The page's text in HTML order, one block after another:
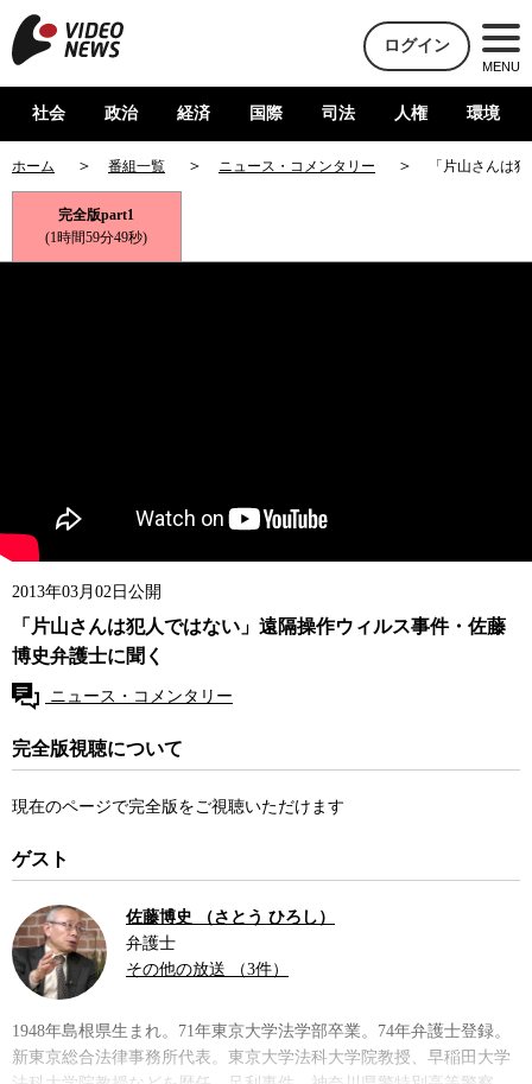
ログイン
MENU
社会 政治 経済 国際 司法 人権 環境
ホーム 番組一覧 ニュース・コメンタリー 「片山さんは
完全版part1
(1時間59分49秒)
2013年03月02日公開
「片山さんは犯人ではない」遠隔操作ウィルス事件・佐藤
博史弁護士に聞く
ニュース・コメンタリー
完全版視聴について
現在のページで完全版をご視聴いただけます
ゲスト
佐藤博史 （さとう ひろし）
弁護士
その他の放送 （3件）
1948年島根県生まれ。71年東京大学法学部卒業。74年弁護士登録。
新東京総合法律事務所代表。東京大学法科大学院教授、早稲田大学